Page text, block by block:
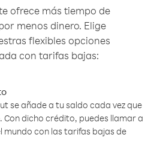
ofrece más tiempo de
menos dinero. Elige
flexibles opciones
con tarifas bajas:
se añade a tu saldo cada vez que
dicho crédito, puedes llamar a
mundo con las tarifas bajas de